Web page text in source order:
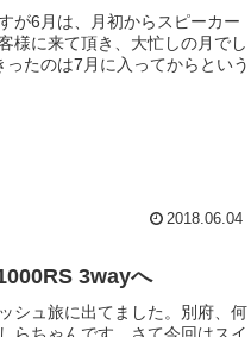
が6月は、月初からスピーカー
様に来て頂き、大忙しの月でし
たのは7月に入ってからという
2018.06.04
3wayへ
シュ旅に出てました。別府、何